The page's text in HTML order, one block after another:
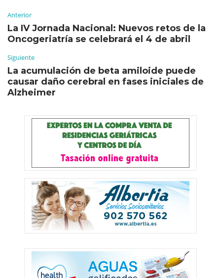
Anterior
La IV Jornada Nacional: Nuevos retos de la
Oncogeriatría se celebrará el 4 de abril
Siguiente
La acumulación de beta amiloide puede
causar daño cerebral en fases iniciales de
Alzheimer